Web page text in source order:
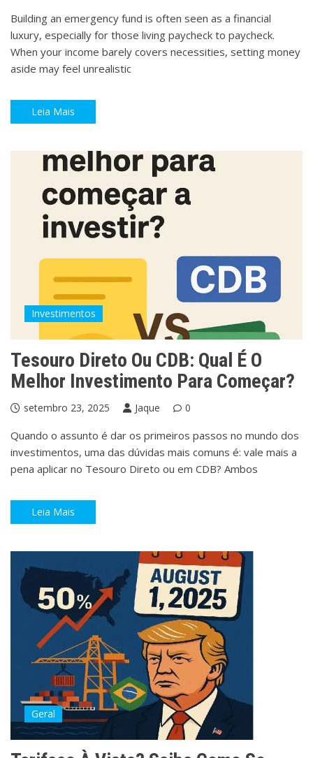
Building an emergency fund is often seen as a financial
luxury, especially for those living paycheck to paycheck.
When your income barely covers necessities, setting money
aside may feel unrealistic
Leia Mais
Investimentos
Tesouro Direto Ou CDB: Qual É O
Melhor Investimento Para Começar?
setembro 23, 2025 Jaque 0
Quando o assunto é dar os primeiros passos no mundo dos
investimentos, uma das dúvidas mais comuns é: vale mais a
pena aplicar no Tesouro Direto ou em CDB? Ambos
Leia Mais
Geral